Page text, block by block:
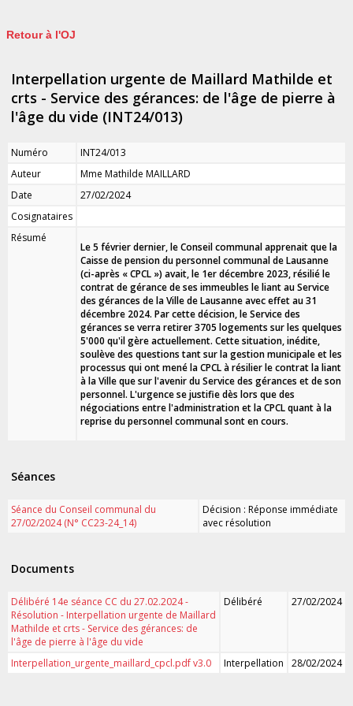
Retour à l'OJ
Interpellation urgente de Maillard Mathilde et
crts - Service des gérances: de l'âge de pierre à
l'âge du vide (INT24/013)
Numéro
INT24/013
Auteur
Mme Mathilde MAILLARD
Date
27/02/2024
Cosignataires
Résumé
Le5 février dernier, le Conseil communal apprenait que la
Caisse de pension du personnel communal de Lausanne
(ci-après « CPCL ») avait,le 1er décembre 2023, résiliéle
contrat de gérance de ses immeubles le liant au Service
des gérances de la Ville de Lausanneavec effet au31
décembre 2024. Par cette décision, le Service des
gérances se verra retirer 3705 logements sur les quelques
5'000 qu'il gère actuellement. Cette situation, inédite,
soulève des questions tant sur la gestion municipale et les
processus qui ont mené la CPCLàrésilier le contrat la liant
à la Ville que sur l'avenir du Service des gérances et de son
personnel. L'urgence se justifie dès lors que des
négociations entre l'administration et la CPCL quant à la
reprise du personnel communal sonten cours.
Séances
Séance du Conseil communal du
27/02/2024 (N° CC23-24_14)
Décision : Réponse immédiate
avec résolution
Documents
Délibéré 14e séance CC du 27.02.2024 -
Résolution - Interpellation urgente de Maillard
Mathilde et crts - Service des gérances: de
l'âge de pierre à l'âge du vide
Délibéré 27/02/2024
Interpellation_urgente_maillard_cpcl.pdf v3.0 Interpellation 28/02/2024